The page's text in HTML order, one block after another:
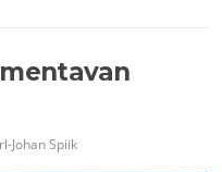
Johan Spiik